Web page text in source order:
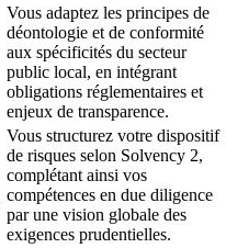
Vous adaptez les principes de
déontologie et de conformité
aux spécificités du secteur
public local, en intégrant
obligations réglementaires et
enjeux de transparence.
Vous structurez votre dispositif
de risques selon Solvency 2,
complétant ainsi vos
compétences en due diligence
par une vision globale des
exigences prudentielles.